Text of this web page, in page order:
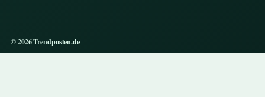
© 2026 Trendposten.de